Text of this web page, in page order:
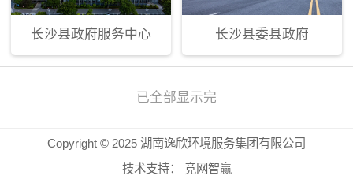
长沙县政府服务中心 长沙县委县政府
已全部显示完
Copyright © 2025 湖南逸欣环境服务集团有限公司
技术支持：
竞网智赢